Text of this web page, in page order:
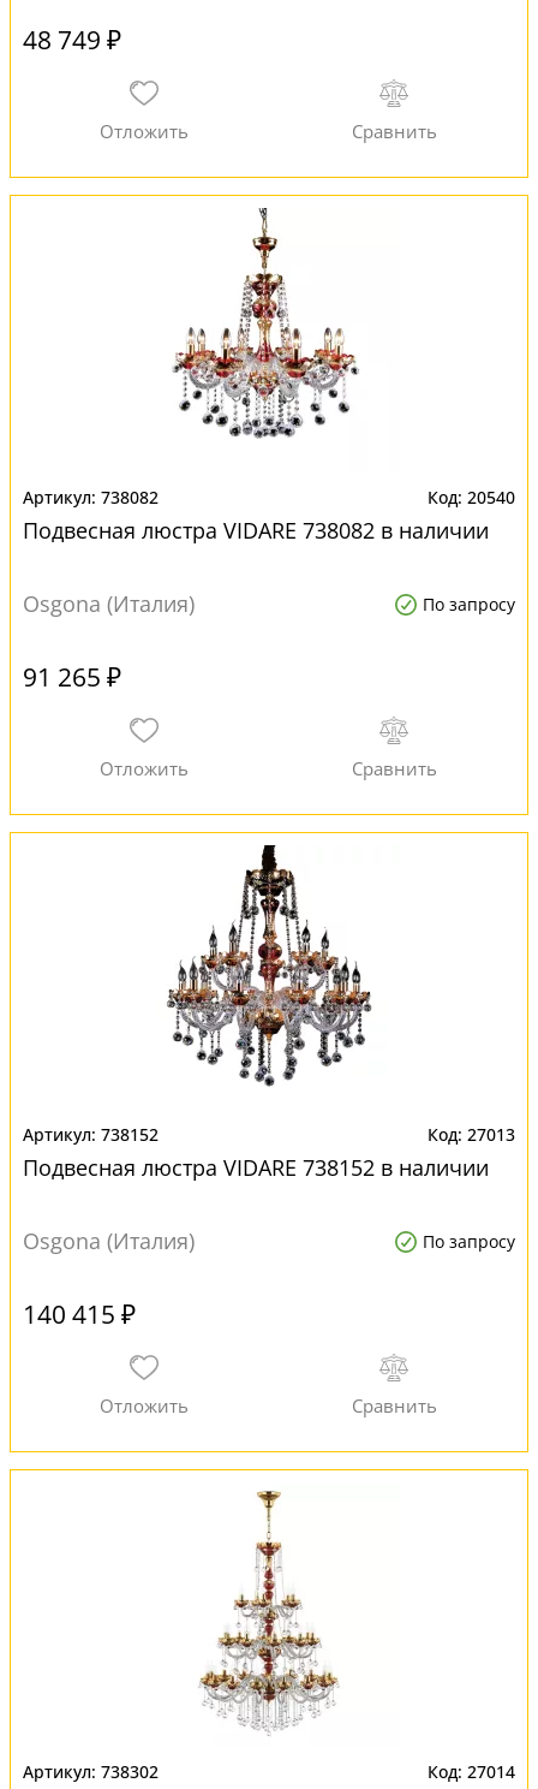
48 749 ₽
738082 20540
Подвесная люстра VIDARE 738082 в наличии
Osgona (Италия) По запросу
91 265 ₽
738152 27013
Подвесная люстра VIDARE 738152 в наличии
Osgona (Италия) По запросу
140 415 ₽
738302 27014